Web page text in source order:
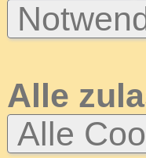
Alle
Alle